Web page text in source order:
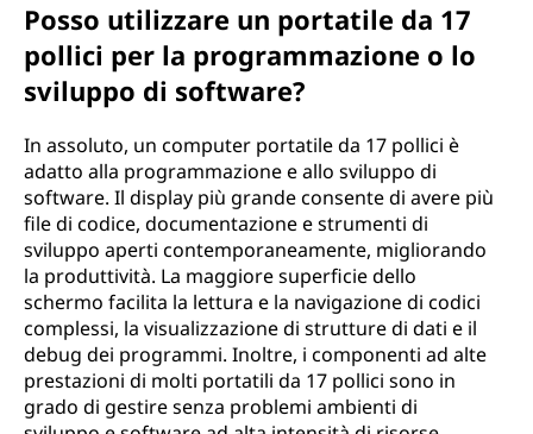
Posso utilizzare un portatile da 17
pollici per la programmazione o lo
sviluppo di software?
In assoluto, un computer portatile da 17 pollici è
adatto alla programmazione e allo sviluppo di
software. Il display più grande consente di avere più
file di codice, documentazione e strumenti di
sviluppo aperti contemporaneamente, migliorando
la produttività. La maggiore superficie dello
schermo facilita la lettura e la navigazione di codici
complessi, la visualizzazione di strutture di dati e il
debug dei programmi. Inoltre, i componenti ad alte
prestazioni di molti portatili da 17 pollici sono in
grado di gestire senza problemi ambienti di